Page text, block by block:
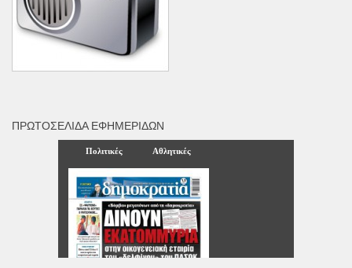
ΠΡΩΤΟΣΈΛΙΔΑ ΕΦΗΜΕΡΊΔΩΝ